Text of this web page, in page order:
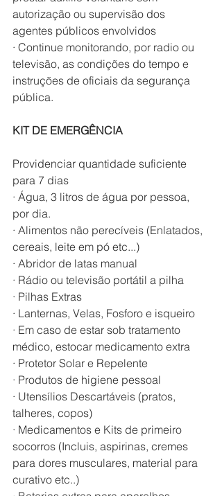
autorização ou supervisão dos
agentes públicos envolvidos
· Continue monitorando, por radio ou
televisão, as condições do tempo e
instruções de oficiais da segurança
pública.
KIT DE EMERGÊNCIA
Providenciar quantidade suficiente
para 7 dias
· Água, 3 litros de água por pessoa,
por dia.
· Alimentos não perecíveis (Enlatados,
cereais, leite em pó etc...)
· Abridor de latas manual
· Rádio ou televisão portátil a pilha
· Pilhas Extras
· Lanternas, Velas, Fosforo e isqueiro
· Em caso de estar sob tratamento
médico, estocar medicamento extra
· Protetor Solar e Repelente
· Produtos de higiene pessoal
· Utensílios Descartáveis (pratos,
talheres, copos)
· Medicamentos e Kits de primeiro
socorros (Incluis, aspirinas, cremes
para dores musculares, material para
curativo etc..)